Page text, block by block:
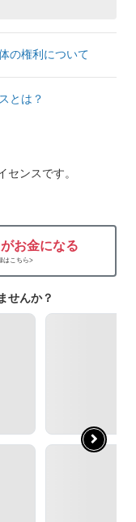
の権利について
とは？
ンスです。
お金になる
はこちら>
せんか？